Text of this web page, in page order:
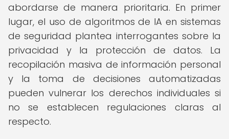
abordarse de manera prioritaria. En primer
lugar, el uso de algoritmos de IA en sistemas
de seguridad plantea interrogantes sobre la
privacidad y la protección de datos. La
recopilación masiva de información personal
y la toma de decisiones automatizadas
pueden vulnerar los derechos individuales si
no se establecen regulaciones claras al
respecto.